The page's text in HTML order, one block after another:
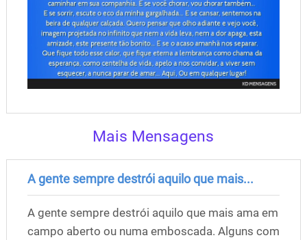
Mais Mensagens
A gente sempre destrói aquilo que mais...
A gente sempre destrói aquilo que mais ama em
campo aberto ou numa emboscada. Alguns com